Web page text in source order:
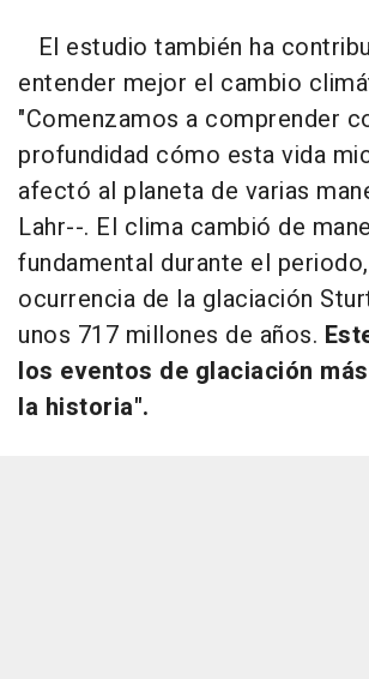
El estudio también ha
entender mejor el cambio
"Comenzamos a comprender
profundidad cómo esta vida
afectó al planeta de varias
Lahr--. El clima cambió de
fundamental durante el
ocurrencia de la glaciación
unos 717 millones de años.
los eventos de glaciación
la historia".